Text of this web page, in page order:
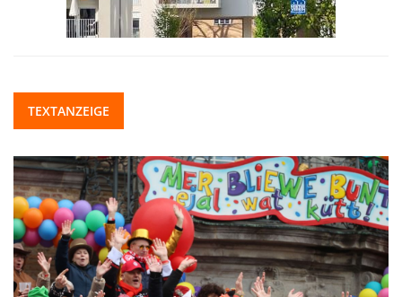
TEXTANZEIGE